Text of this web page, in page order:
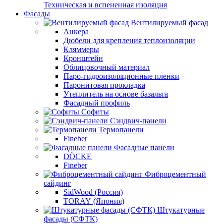
Техническая и вспененная изоляция
Фасады
Вентилируемый фасад
Анкера
Дюбели для крепления теплоизоляции
Кляммеры
Кронштейн
Облицовочный материал
Паро-гидроизоляционные пленки
Паронитовая прокладка
Утеплитель на основе базальта
Фасадный профиль
Софиты
Сэндвич-панели
Термопанели
Fineber
Фасадные панели
DÖCKE
Fineber
Фиброцементный
сайдинг
SidWood (Россия)
TORAY (Япония)
Штукатурные
фасады (СФТК)